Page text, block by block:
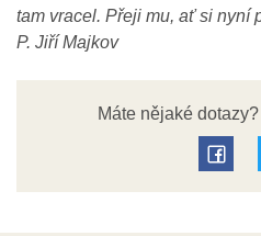
tam vracel. Přeji mu, ať si nyní
P. Jiří Majkov
Máte nějaké dotazy?